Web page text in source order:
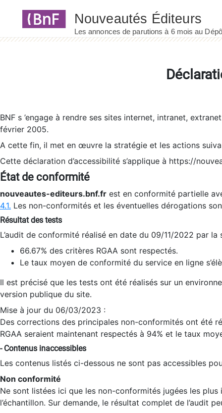
BNF s ’engage à rendre ses sites internet, intranet,
février 2005.
A cette fin, il met en œuvre la stratégie et les actions
Cette déclaration d’accessibilité s’applique à https://
État de conformité
nouveautes-editeurs.bnf.fr est en conformité partielle
4.1. Les non-conformités et les éventuelles dérogations
Résultat des tests
L’audit de conformité réalisé en date du 09/11/2022 par
66.67% des critères RGAA sont respectés.
Le taux moyen de conformité du service en ligne
Il est précisé que les tests ont été réalisés sur un
version publique du site.
Mise à jour du 06/03/2023 :
Des corrections des principales non-conformités ont été
RGAA seraient maintenant respectés à 94% et le taux
- Contenus inaccessibles
Les contenus listés ci-dessous ne sont pas accessibles
Non conformité
Ne sont listées ici que les non-conformités jugées les
l’échantillon. Sur demande, le résultat complet de l’audit